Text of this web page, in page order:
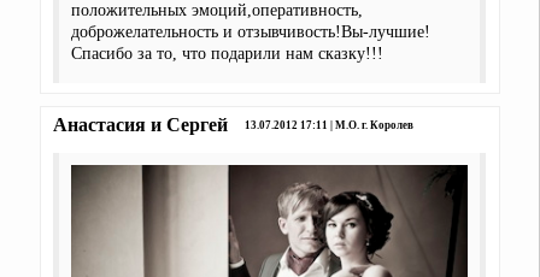
положительных эмоций,оперативность,
доброжелательность и отзывчивость!Вы-лучшие!
Спасибо за то, что подарили нам сказку!!!
Анастасия и Сергей 13.07.2012 17:11 | М.О. г. Королев